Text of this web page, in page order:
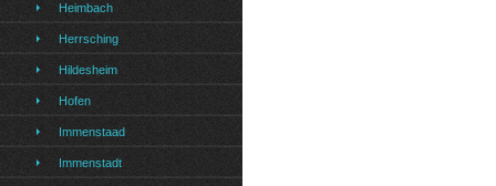
Heimbach
Herrsching
Hildesheim
Hofen
Immenstaad
Immenstadt